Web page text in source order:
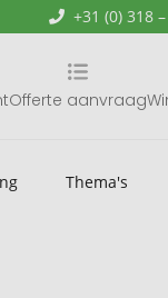
+31 (0) 318
Offerte aanvraag
Thema's